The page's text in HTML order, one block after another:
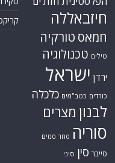
חיזבאללה
חמאס טורקיה
טילים טכנולוגיה
ירדן ישראל
כורדים כטב"מים כלכלה
לבנון מצרים
סוריה סחר סמים
סייבר סין סיני